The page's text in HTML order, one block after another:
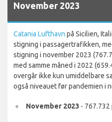
November 2023
Catania Lufthavn på Sicilien,
stigning i passagertrafikken,
stigning i november 2023
med samme måned i 2022
overgår ikke kun umiddelbare
også niveauet før pandemien i
November 2023 - 767.732